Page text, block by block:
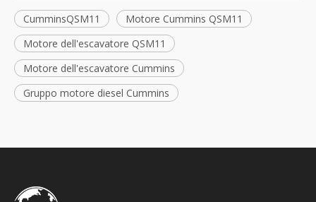
CumminsQSM11
Motore Cummins QSM11
Motore dell'escavatore QSM11
Motore dell'escavatore Cummins
Gruppo motore diesel Cummins